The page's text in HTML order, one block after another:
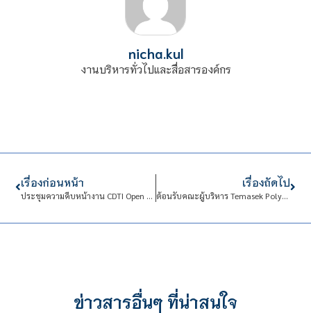
nicha.kul
งานบริหารทั่วไปและสื่อสารองค์กร
เรื่องก่อนหน้า
ประชุมความคืบหน้างาน CDTI Open House 2024
เรื่องถัดไป
ต้อนรับคณะผู้บริหาร Temasek Polytechnic สาธารณรัฐสิงคโปร์
ข่าวสารอื่นๆ ที่น่าสนใจ